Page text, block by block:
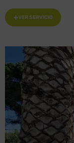
VER SERVICIO